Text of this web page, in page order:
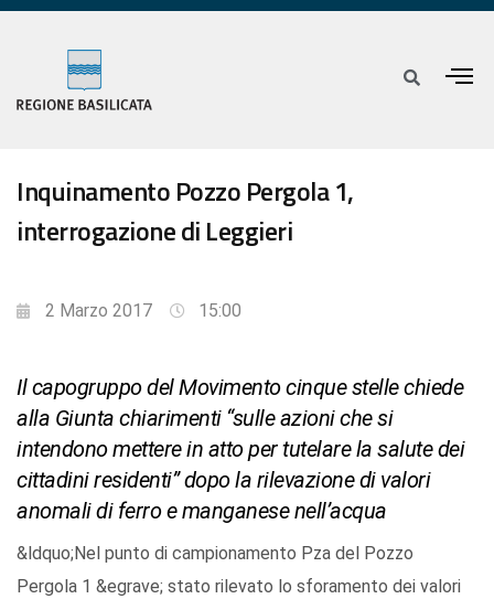
Inquinamento Pozzo Pergola 1,
interrogazione di Leggieri
2 Marzo 2017 15:00
Il capogruppo del Movimento cinque stelle chiede
alla Giunta chiarimenti “sulle azioni che si
intendono mettere in atto per tutelare la salute dei
cittadini residenti” dopo la rilevazione di valori
anomali di ferro e manganese nell’acqua
&ldquo;Nel punto di campionamento Pza del Pozzo
Pergola 1 &egrave; stato rilevato lo sforamento dei valori